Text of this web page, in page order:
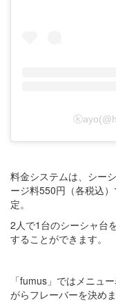
料金システムは、シー
ージ料550円（各税込
定。
2人で1台のシーシャ台
することができます。
「fumus」ではメニュ
がらフレーバーを決めま